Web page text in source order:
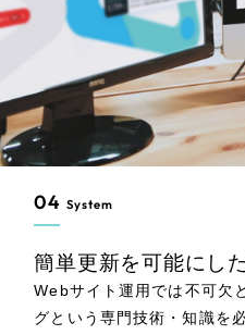
04 System
簡単更新を可能にし
Webサイト運用では不可欠
グという専門技術・知識を